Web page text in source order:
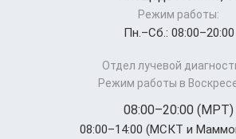
Режим работы:
Пн.–Cб.: 08:00–20:00
Отдел лучевой
Режим работы в
08:00–20:00 (МРТ)
08:00–14:00 (МСКТ и